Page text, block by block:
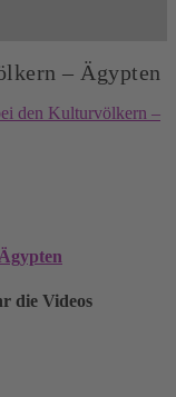
– Ägypten
den Kulturvölkern –
die Videos